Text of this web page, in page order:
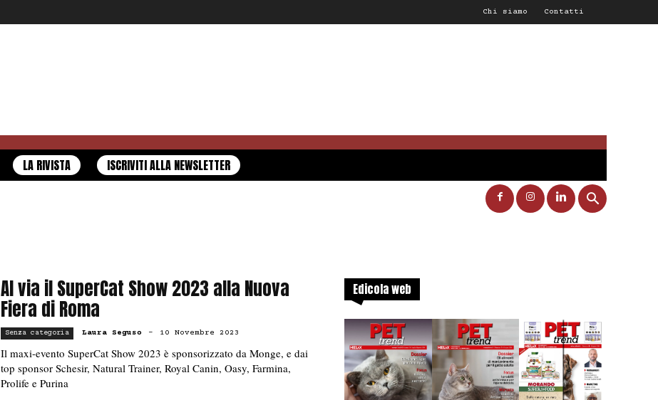
Chi siamo Contatti
LA RIVISTA ISCRIVITI ALLA NEWSLETTER
Al via il SuperCat Show 2023 alla Nuova
Fiera di Roma
Senza categoria Laura Seguso - 10 Novembre 2023
Il maxi-evento SuperCat Show 2023 è sponsorizzato da Monge, e dai
top sponsor Schesir, Natural Trainer, Royal Canin, Oasy, Farmina,
Prolife e Purina
Edicola web